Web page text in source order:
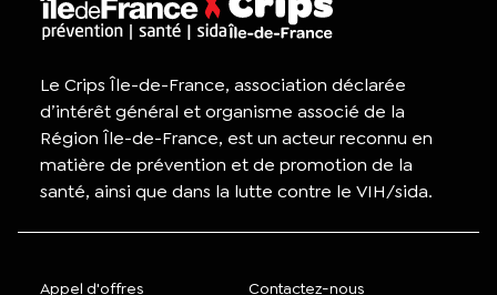
Le Crips Île-de-France, association déclarée
d’intérêt général et organisme associé de la
Région Île-de-France, est un acteur reconnu en
matière de prévention et de promotion de la
santé, ainsi que dans la lutte contre le VIH/sida.
Appel d'offres Contactez-nous